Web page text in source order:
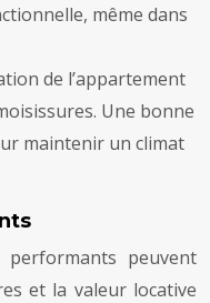
même dans
de l’appartement
Une bonne
maintenir un climat
performants peuvent
et la valeur locative